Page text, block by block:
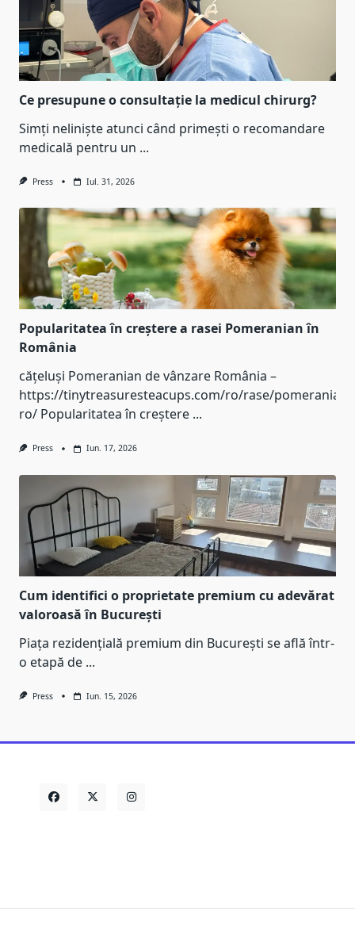
Ce presupune o consultație la medicul chirurg?
Simți neliniște atunci când primești o recomandare
medicală pentru un ...
Press Iul. 31, 2026
Popularitatea în creștere a rasei Pomeranian în
România
cățeluși Pomeranian de vânzare România –
https://tinytreasuresteacups.com/ro/rase/pomeranian-
ro/ Popularitatea în creștere ...
Press Iun. 17, 2026
Cum identifici o proprietate premium cu adevărat
valoroasă în București
Piața rezidențială premium din București se află într-
o etapă de ...
Press Iun. 15, 2026